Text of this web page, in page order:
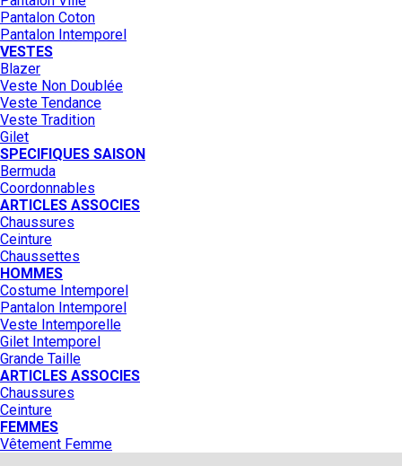
Pantalon Coton
Pantalon Intemporel
VESTES
Blazer
Veste Non Doublée
Veste Tendance
Veste Tradition
Gilet
SPECIFIQUES SAISON
Bermuda
Coordonnables
ARTICLES ASSOCIES
Chaussures
Ceinture
Chaussettes
HOMMES
Costume Intemporel
Pantalon Intemporel
Veste Intemporelle
Gilet Intemporel
Grande Taille
ARTICLES ASSOCIES
Chaussures
Ceinture
FEMMES
Vêtement Femme